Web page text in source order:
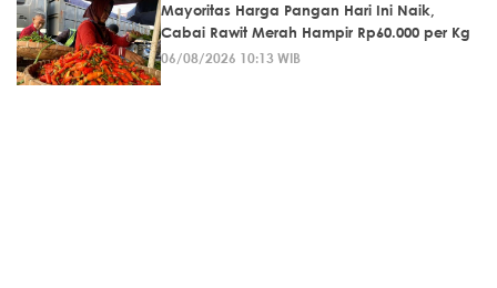
Mayoritas Harga Pangan Hari Ini Naik,
Cabai Rawit Merah Hampir Rp60.000 per Kg
06/08/2026 10:13 WIB